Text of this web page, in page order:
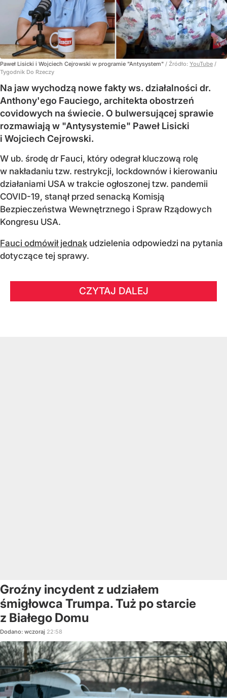
Paweł Lisicki i Wojciech Cejrowski w programie "Antysystem" / Źródło: YouTube /
Tygodnik Do Rzeczy
Na jaw wychodzą nowe fakty ws. działalności dr.
Anthony'ego Fauciego, architekta obostrzeń
covidowych na świecie. O bulwersującej sprawie
rozmawiają w "Antysystemie" Paweł Lisicki
i Wojciech Cejrowski.
W ub. środę dr Fauci, który odegrał kluczową rolę
w nakładaniu tzw. restrykcji, lockdownów i kierowaniu
działaniami USA w trakcie ogłoszonej tzw. pandemii
COVID-19, stanął przed senacką Komisją
Bezpieczeństwa Wewnętrznego i Spraw Rządowych
Kongresu USA.
Fauci odmówił jednak udzielenia odpowiedzi na pytania
dotyczące tej sprawy.
CZYTAJ DALEJ
Groźny incydent z udziałem
śmigłowca Trumpa. Tuż po starcie
z Białego Domu
Dodano: wczoraj 22:58